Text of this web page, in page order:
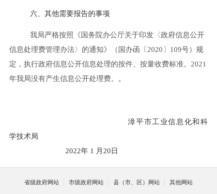
六、其他需要报告的事项
我局严格按照《国务院办公厅关于印发〈政府信息公开
信息处理费管理办法〉的通知》（国办函〔2020〕109号）规
定，执行政府信息公开信息处理的按件、按量收费标准。2021
年我局没有产生信息公开处理费。
。
漳平市工业信息化和科
学技术局
2022年 1 月 20日
省级政府网站 市级政府网站 县（市、区）网站 其他网站